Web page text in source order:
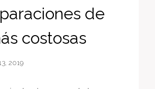
de
costosas
2019